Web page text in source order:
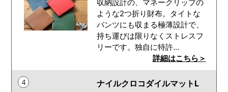
収納設計の、マネークリップの
ような2つ折り財布。タイトな
パンツにも収まる極薄設計で、
持ち運びは限りなくストレスフ
リーです。独自に特許…
詳細はこちら＞
4
ナイルクロコダイルマットL